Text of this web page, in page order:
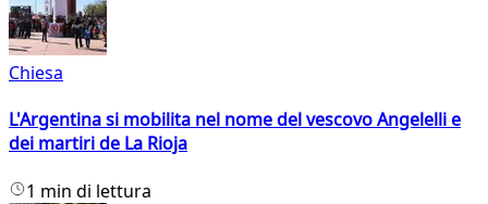
Chiesa
L'Argentina si mobilita nel nome del vescovo Angelelli e
dei martiri de La Rioja
1 min di lettura